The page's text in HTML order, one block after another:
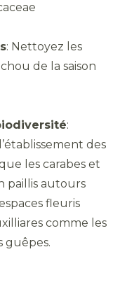
: Nettoyez les
de la saison
:
des
les carabes et
paillis autours
fleuris
comme les
guêpes.